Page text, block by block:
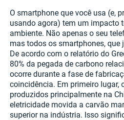
O smartphone que você usa (e,
usando agora) tem um impacto
ambiente. Não apenas o seu
mas todos os smartphones,
De acordo com o relatório do
80% da pegada de carbono
ocorre durante a fase de
coincidência. Em primeiro lugar,
produzidos principalmente na
eletricidade movida a carvão
superior na indústria. Isso